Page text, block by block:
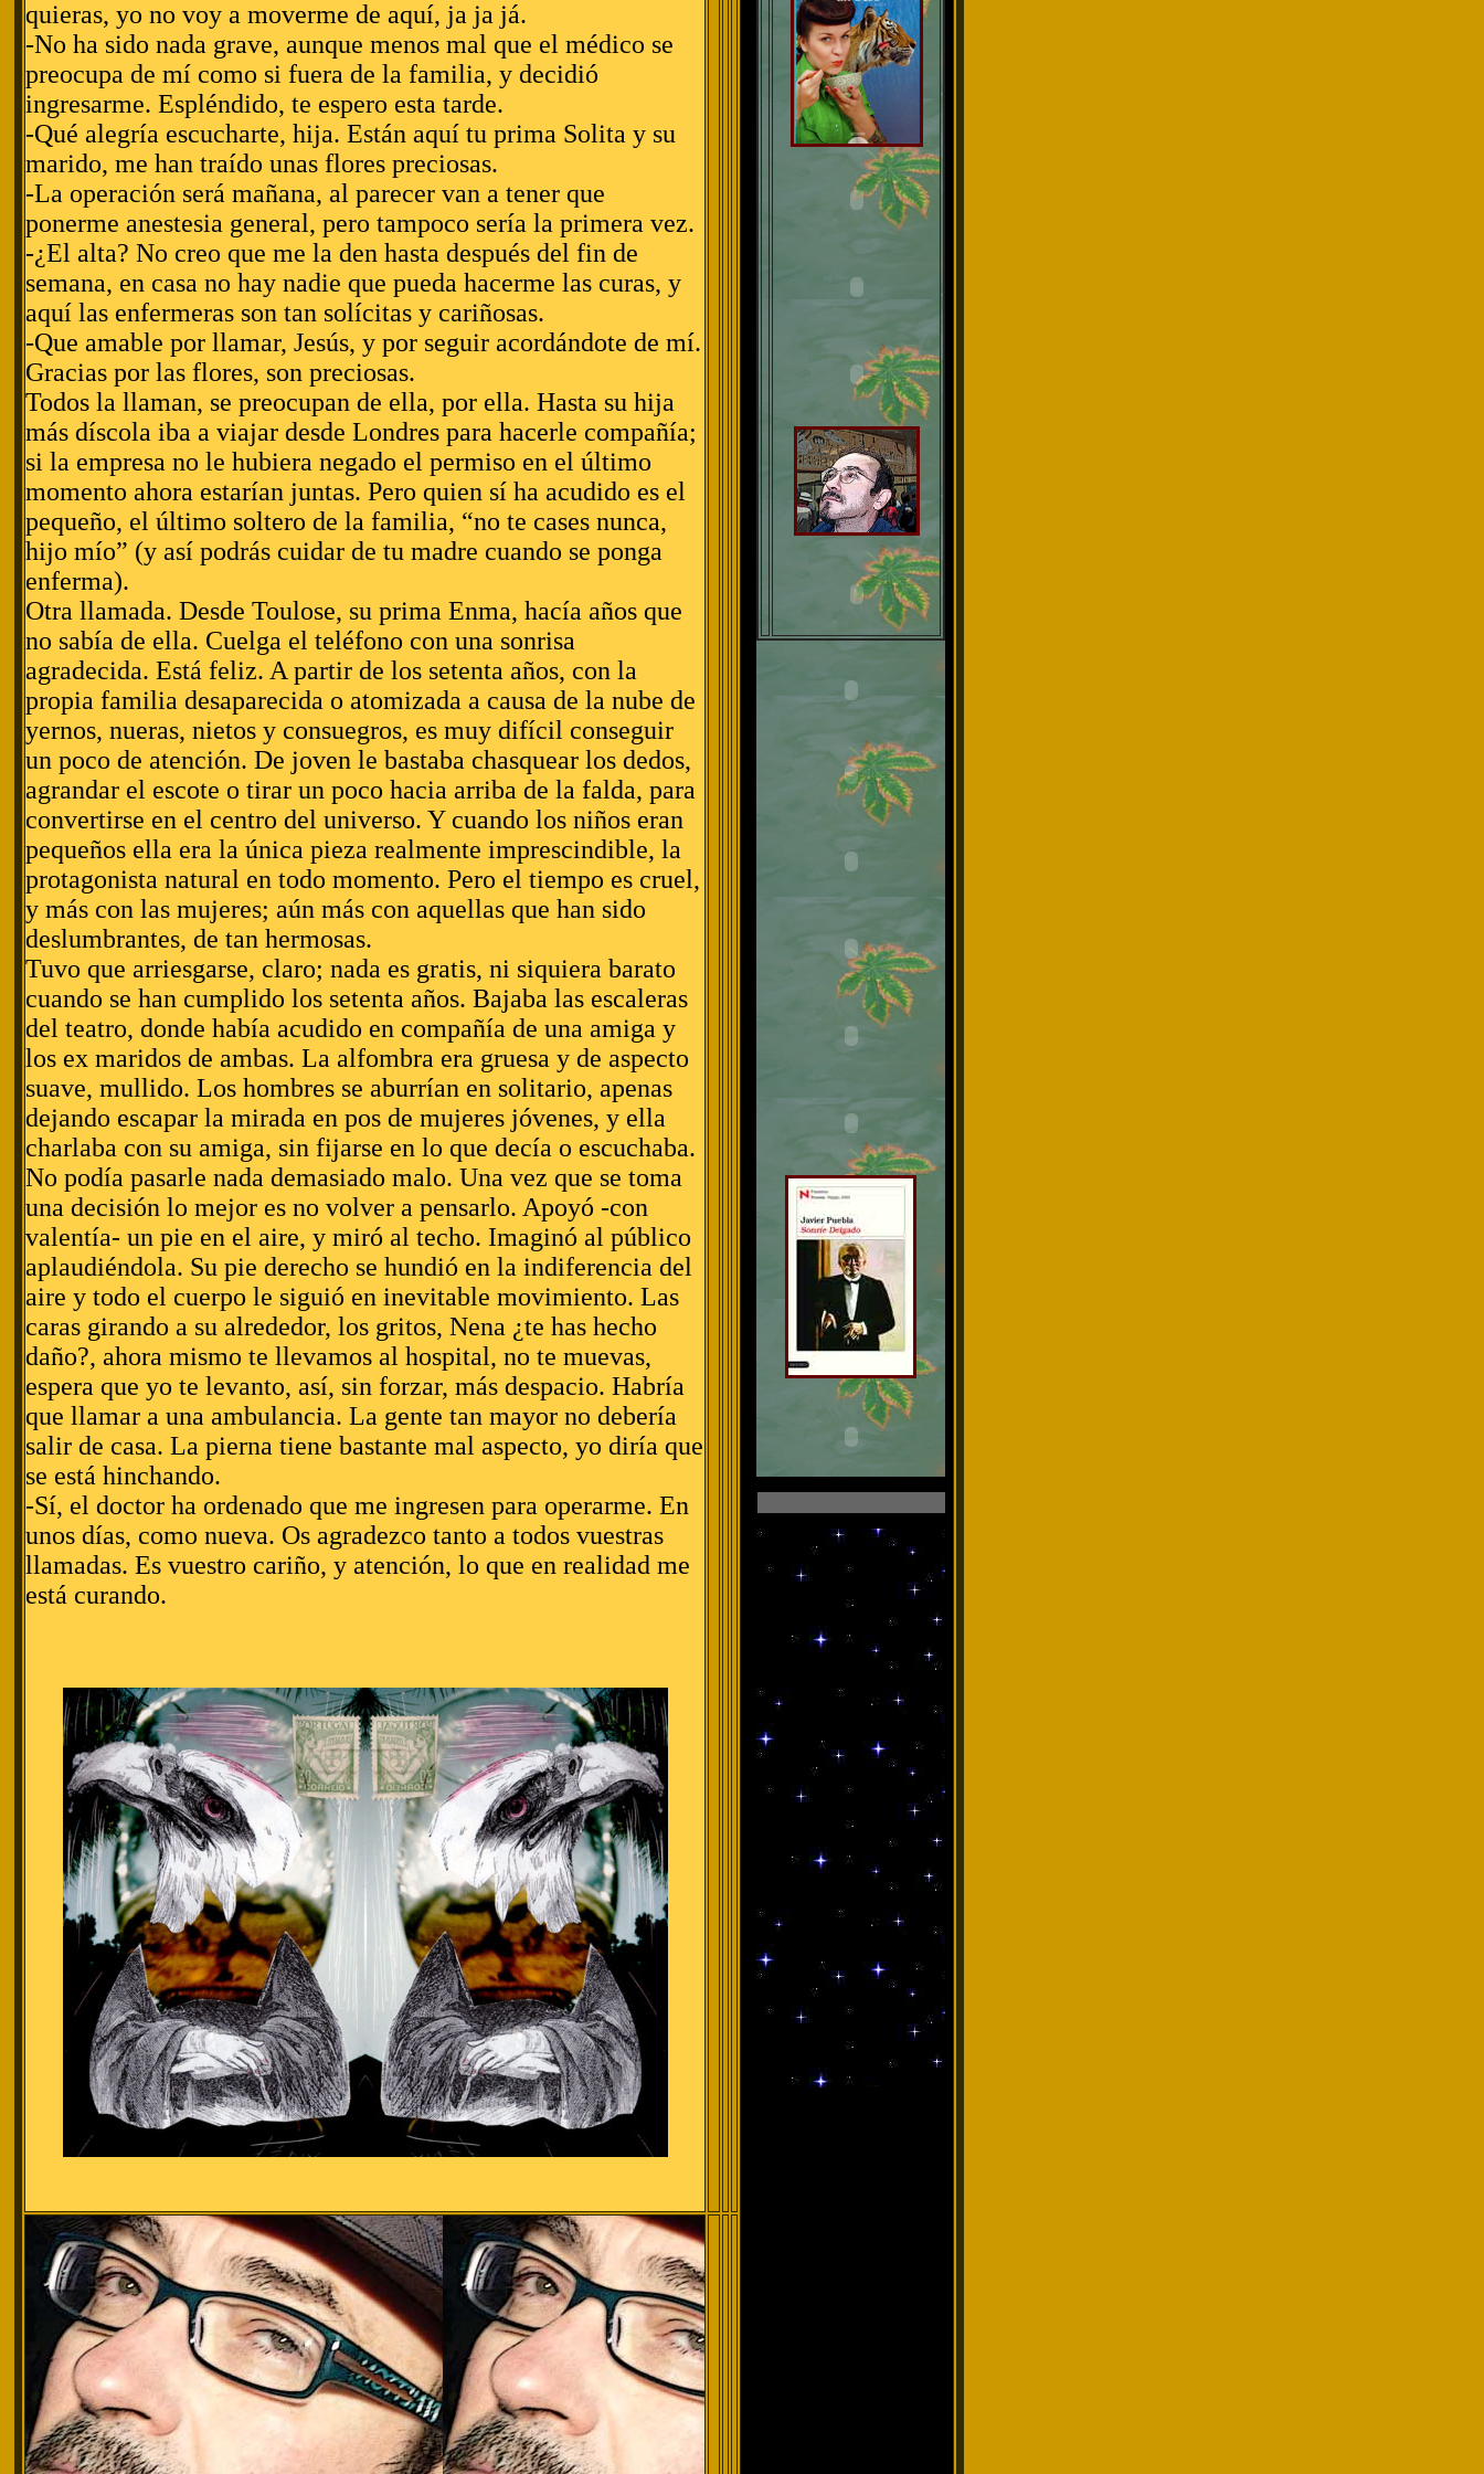
quieras, yo no voy a moverme de aquí, ja ja já.
-No ha sido nada grave, aunque menos mal que el médico se
preocupa de mí como si fuera de la familia, y decidió
ingresarme. Espléndido, te espero esta tarde.
-Qué alegría escucharte, hija. Están aquí tu prima Solita y su
marido, me han traído unas flores preciosas.
-La operación será mañana, al parecer van a tener que
ponerme anestesia general, pero tampoco sería la primera vez.
-¿El alta? No creo que me la den hasta después del fin de
semana, en casa no hay nadie que pueda hacerme las curas, y
aquí las enfermeras son tan solícitas y cariñosas.
-Que amable por llamar, Jesús, y por seguir acordándote de mí.
Gracias por las flores, son preciosas.
Todos la llaman, se preocupan de ella, por ella. Hasta su hija
más díscola iba a viajar desde Londres para hacerle compañía;
si la empresa no le hubiera negado el permiso en el último
momento ahora estarían juntas. Pero quien sí ha acudido es el
pequeño, el último soltero de la familia, “no te cases nunca,
hijo mío” (y así podrás cuidar de tu madre cuando se ponga
enferma).
Otra llamada. Desde Toulose, su prima Enma, hacía años que
no sabía de ella. Cuelga el teléfono con una sonrisa
agradecida. Está feliz. A partir de los setenta años, con la
propia familia desaparecida o atomizada a causa de la nube de
yernos, nueras, nietos y consuegros, es muy difícil conseguir
un poco de atención. De joven le bastaba chasquear los dedos,
agrandar el escote o tirar un poco hacia arriba de la falda, para
convertirse en el centro del universo. Y cuando los niños eran
pequeños ella era la única pieza realmente imprescindible, la
protagonista natural en todo momento. Pero el tiempo es cruel,
y más con las mujeres; aún más con aquellas que han sido
deslumbrantes, de tan hermosas.
Tuvo que arriesgarse, claro; nada es gratis, ni siquiera barato
cuando se han cumplido los setenta años. Bajaba las escaleras
del teatro, donde había acudido en compañía de una amiga y
los ex maridos de ambas. La alfombra era gruesa y de aspecto
suave, mullido. Los hombres se aburrían en solitario, apenas
dejando escapar la mirada en pos de mujeres jóvenes, y ella
charlaba con su amiga, sin fijarse en lo que decía o escuchaba.
No podía pasarle nada demasiado malo. Una vez que se toma
una decisión lo mejor es no volver a pensarlo. Apoyó -con
valentía- un pie en el aire, y miró al techo. Imaginó al público
aplaudiéndola. Su pie derecho se hundió en la indiferencia del
aire y todo el cuerpo le siguió en inevitable movimiento. Las
caras girando a su alrededor, los gritos, Nena ¿te has hecho
daño?, ahora mismo te llevamos al hospital, no te muevas,
espera que yo te levanto, así, sin forzar, más despacio. Habría
que llamar a una ambulancia. La gente tan mayor no debería
salir de casa. La pierna tiene bastante mal aspecto, yo diría que
se está hinchando.
-Sí, el doctor ha ordenado que me ingresen para operarme. En
unos días, como nueva. Os agradezco tanto a todos vuestras
llamadas. Es vuestro cariño, y atención, lo que en realidad me
está curando.